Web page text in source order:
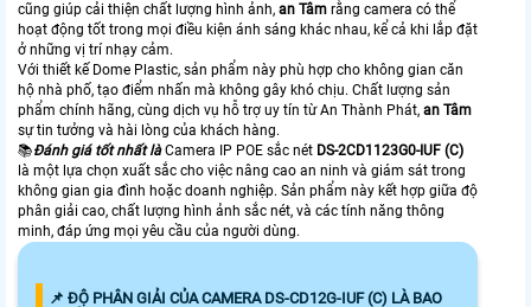
cũng giúp cải thiện chất lượng hình ảnh, an Tâm rằng camera có thể
hoạt động tốt trong mọi điều kiện ánh sáng khác nhau, kể cả khi lắp đặt
ở những vị trí nhạy cảm.
Với thiết kế Dome Plastic, sản phẩm này phù hợp cho không gian căn
hộ nhà phố, tạo điểm nhấn mà không gây khó chịu. Chất lượng sản
phẩm chính hãng, cùng dịch vụ hỗ trợ uy tín từ An Thành Phát, an Tâm
sự tin tưởng và hài lòng của khách hàng.
📚Đánh giá tốt nhất làCamera IP POE sắc nét DS-2CD1123G0-IUF (C)
là một lựa chọn xuất sắc cho việc nâng cao an ninh và giám sát trong
không gian gia đình hoặc doanh nghiệp. Sản phẩm này kết hợp giữa độ
phân giải cao, chất lượng hình ảnh sắc nét, và các tính năng thông
minh, đáp ứng mọi yêu cầu của người dùng.
📌 ĐỘ PHÂN GIẢI CỦA CAMERA DS-CD12G-IUF (C) LÀ BAO